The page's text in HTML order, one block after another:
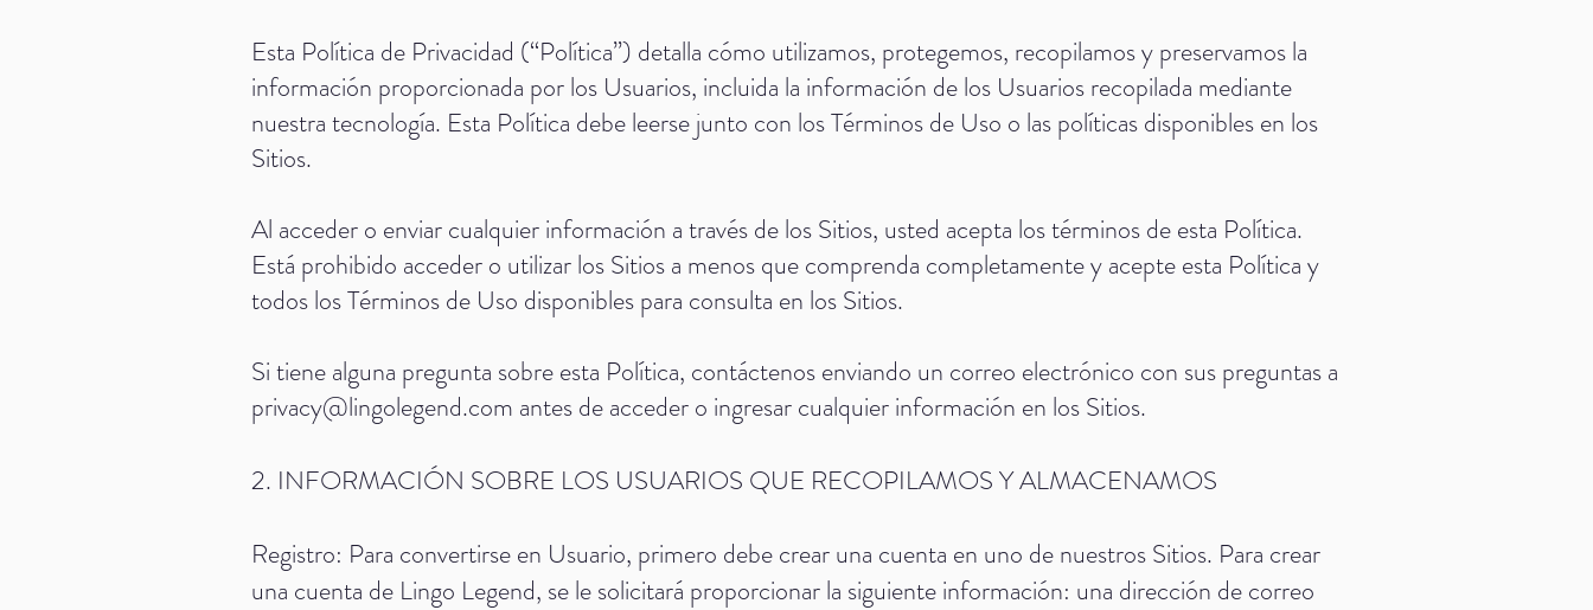
Esta Política de Privacidad (“Política”) detalla cómo utilizamos, protegemos, recopilamos y preservamos la
información proporcionada por los Usuarios, incluida la información de los Usuarios recopilada mediante
nuestra tecnología. Esta Política debe leerse junto con los Términos de Uso o las políticas disponibles en los
Sitios.
Al acceder o enviar cualquier información a través de los Sitios, usted acepta los términos de esta Política.
Está prohibido acceder o utilizar los Sitios a menos que comprenda completamente y acepte esta Política y
todos los Términos de Uso disponibles para consulta en los Sitios.
Si tiene alguna pregunta sobre esta Política, contáctenos enviando un correo electrónico con sus preguntas a
privacy@lingolegend.com antes de acceder o ingresar cualquier información en los Sitios.
2. INFORMACIÓN SOBRE LOS USUARIOS QUE RECOPILAMOS Y ALMACENAMOS
Registro: Para convertirse en Usuario, primero debe crear una cuenta en uno de nuestros Sitios. Para crear
una cuenta de Lingo Legend, se le solicitará proporcionar la siguiente información: una dirección de correo